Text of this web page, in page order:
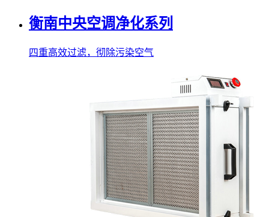
衡南中央空调净化系列
四重高效过滤，彻除污染空气